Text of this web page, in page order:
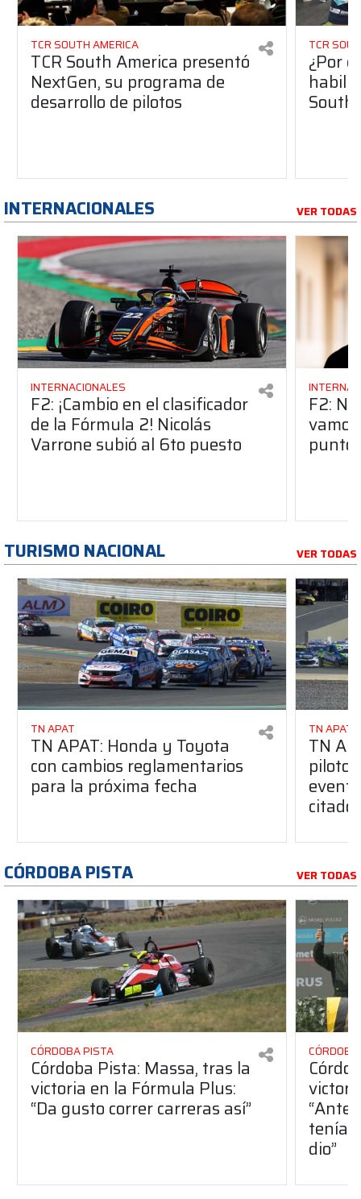
TCR SOUTH AMERICA
TCR South America presentó
NextGen, su programa de
desarrollo de pilotos
TCR
¿Por
South
INTERNACIONALES VER TODAS
INTERNACIONALES
F2: ¡Cambio en el clasificador
de la Fórmula 2! Nicolás
Varrone subió al 6to puesto
F2:
TURISMO NACIONAL VER TODAS
TN APAT
TN APAT: Honda y Toyota
con cambios reglamentarios
para la próxima fecha
TN APAT
TN
piloto
citado
CÓRDOBA PISTA VER TODAS
CÓRDOBA PISTA
Córdoba Pista: Massa, tras la
victoria en la Fórmula Plus:
“Da gusto correr carreras así”
dio”